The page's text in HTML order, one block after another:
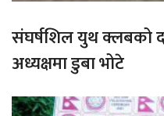
संघर्षशिल युथ क्लबको
अध्यक्षमा डुबा भोटे